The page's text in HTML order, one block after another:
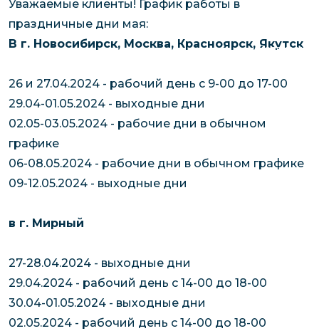
Заявка на
перевозки
в Якутию
Уважаемые клиенты! График работы в
праздничные дни мая:
В г. Новосибирск, Москва, Красноярск, Якутск
26 и 27.04.2024 - рабочий день с 9-00 до 17-00
29.04-01.05.2024 - выходные дни
02.05-03.05.2024 - рабочие дни в обычном
графике
06-08.05.2024 - рабочие дни в обычном графике
09-12.05.2024 - выходные дни
в г. Мирный
27-28.04.2024 - выходные дни
29.04.2024 - рабочий день с 14-00 до 18-00
30.04-01.05.2024 - выходные дни
02.05.2024 - рабочий день с 14-00 до 18-00